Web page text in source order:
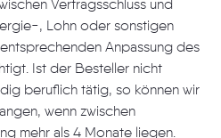
Vertragsschluss und
, Lohn oder sonstigen
Anpassung des
Ist der Besteller nicht
beruflich tätig, so können wir
wenn zwischen
mehr als 4 Monate liegen.